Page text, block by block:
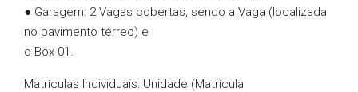
● Garagem: 2 Vagas cobertas, sendo a Vaga (localizada
no pavimento térreo) e
o Box 01.
Matrículas Individuais: Unidade (Matrícula